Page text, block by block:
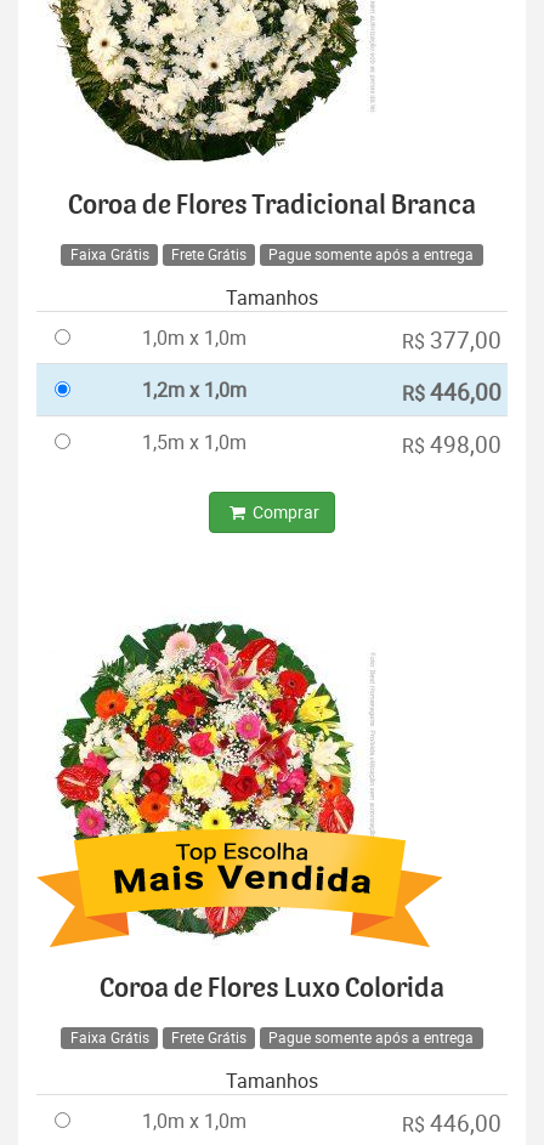
Coroa de Flores Tradicional Branca
Faixa Grátis Frete Grátis Pague somente após a entrega
Tamanhos
1,0m x 1,0m
R$ 377,00
1,2m x 1,0m R$446,00
1,5m x 1,0m R$ 498,00
Comprar
Coroa de Flores Luxo Colorida
Faixa Grátis Frete Grátis Pague somente após a entrega
Tamanhos
1,0m x 1,0m
R$ 446,00